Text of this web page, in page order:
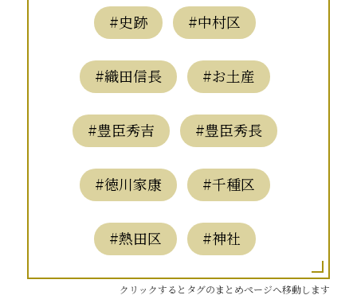
#史跡 #中村区
#織田信長 #お土産
#豊臣秀吉 #豊臣秀長
#徳川家康 #千種区
#熱田区 #神社
クリックするとタグのまとめページへ移動します